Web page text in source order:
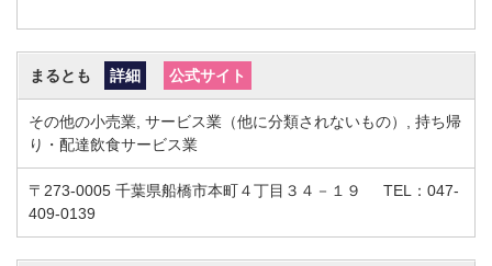
まるとも 詳細 公式サイト
その他の小売業, サービス業（他に分類されないもの）, 持ち帰
り・配達飲食サービス業
〒273-0005 千葉県船橋市本町４丁目３４－１９ TEL：047-
409-0139